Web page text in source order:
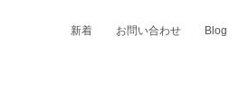
Blog
お問い合わせ
新着